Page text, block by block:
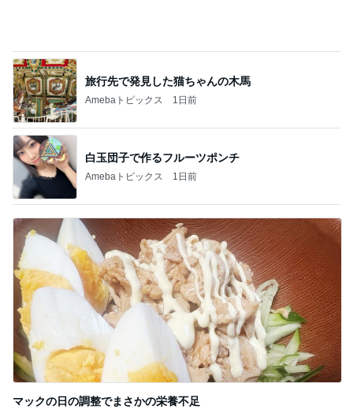
マックの日の調整でまさかの栄養不足
Amebaトピックス
アグネス 痛々しいが全く痛くない腕
Amebaトピックス 1日前
虜になる濃厚煮干と岩のりご飯
Amebaトピックス 1日前
母へのお土産と平和を願う帰省
Amebaトピックス 1日前